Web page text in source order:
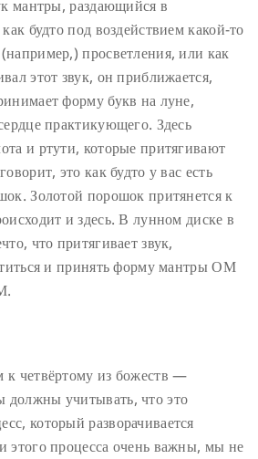
мантры, раздающийся в
будто под воздействием какой-то
просветления, или как
этот звук, он приближается,
форму букв на луне,
практикующего. Здесь
и ртути, которые притягивают
это как будто у вас есть
Золотой порошок притянется к
и здесь. В лунном диске в
что притягивает звук,
и принять форму мантры ОМ
к четвёртому из божеств —
учитывать, что это
который разворачивается
этого процесса очень важны, мы не